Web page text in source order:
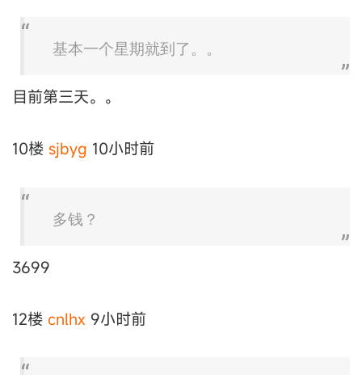
基本一个星期就到了。。
目前第三天。。
10楼 sjbyg 10小时前
多钱？
3699
12楼 cnlhx 9小时前